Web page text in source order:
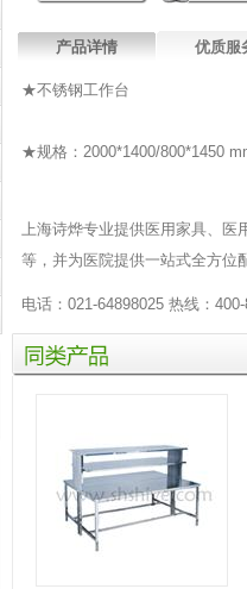
产品详情 优质服
★不锈钢工作台
★规格：2000*1400/800*1450
上海诗烨专业提供医用家具、
医
等，并为医院提供一站式全方位
电话：021-64898025 热线：
同
类